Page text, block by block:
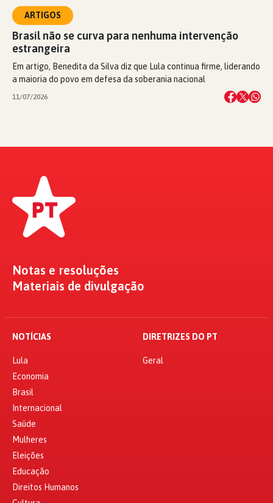
ARTIGOS
Brasil não se curva para nenhuma intervenção
estrangeira
Em artigo, Benedita da Silva diz que Lula continua firme, liderando
a maioria do povo em defesa da soberania nacional
11/07/2026
Notas e resoluções
Materiais de divulgação
NOTÍCIAS
Lula
Economia
Brasil
Internacional
Saúde
Mulheres
Eleições
Educação
Direitos Humanos
DIRETRIZES DO PT
Geral